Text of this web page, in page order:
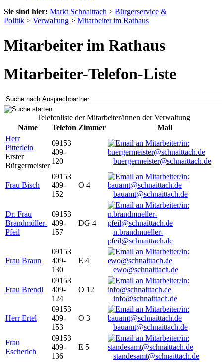
Sie sind hier: Markt Schnaittach > Bürgerservice &
Politik > Verwaltung > Mitarbeiter im Rathaus
Mitarbeiter im Rathaus
Mitarbeiter-Telefon-Liste
Telefonliste der Mitarbeiter/innen der Verwaltung
Name
Telefon Zimmer
Mail
Herr
Pitterlein
Erster
Bürgermeister
09153
409-
120
buergermeister@schnaittach.de
Frau Bisch
09153
409-
152
O 4
bauamt@schnaittach.de
Dr. Frau
Brandmüller-
Pfeil
09153
409-
157
DG 4
n.brandmueller-
pfeil@schnaittach.de
Frau Braun
09153
409-
130
E 4
ewo@schnaittach.de
Frau Brendl
09153
409-
124
O 12
info@schnaittach.de
Herr Ertel
09153
409-
153
O 3
bauamt@schnaittach.de
Frau
Escherich
09153
409-
136
E 5
standesamt@schnaittach.de